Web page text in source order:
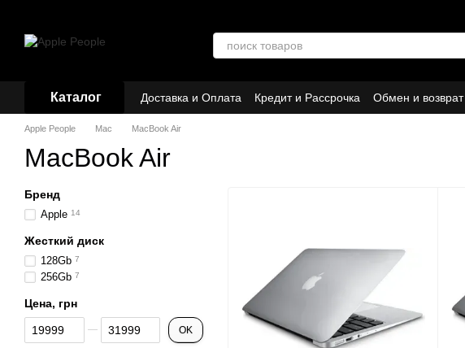
Каталог Доставка и Оплата Кредит и Рассрочка Обмен и возврат
Договор публичной оферты
Партнёры О нас
Apple People Mac MacBook Air
MacBook Air
Бренд
Apple 14
Жесткий диск
128Gb 7
256Gb 7
Цена, грн
От Цена, грн
До Цена, грн OK